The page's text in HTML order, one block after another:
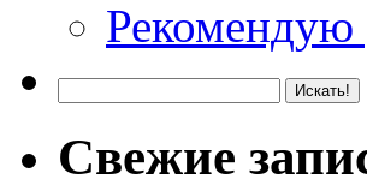
Рекомендую
Свежие